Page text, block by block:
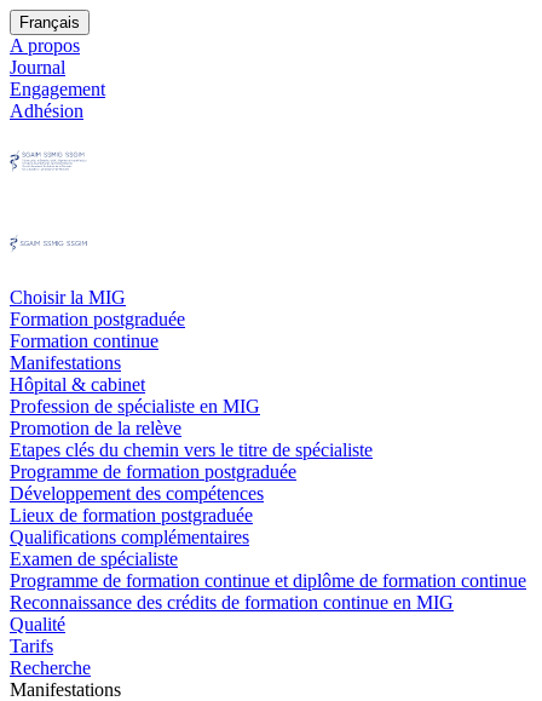
Français
A propos
Journal
Engagement
Adhésion
Choisir la MIG
Formation postgraduée
Formation continue
Manifestations
Hôpital & cabinet
Profession de spécialiste en MIG
Promotion de la relève
Etapes clés du chemin vers le titre de spécialiste
Programme de formation postgraduée
Développement des compétences
Lieux de formation postgraduée
Qualifications complémentaires
Examen de spécialiste
Programme de formation continue et diplôme de formation continue
Reconnaissance des crédits de formation continue en MIG
Qualité
Tarifs
Recherche
Manifestations